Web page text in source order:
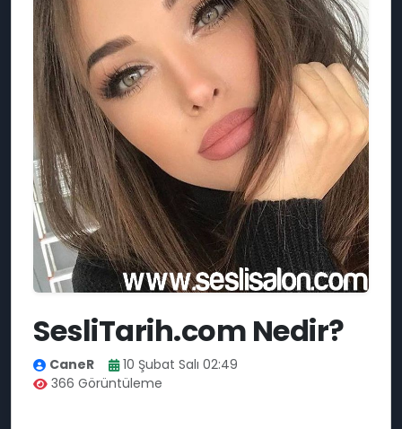
😆
💚
SesliTarih.com Nedir?
CaneR
10 Şubat Salı 02:49
366 Görüntüleme